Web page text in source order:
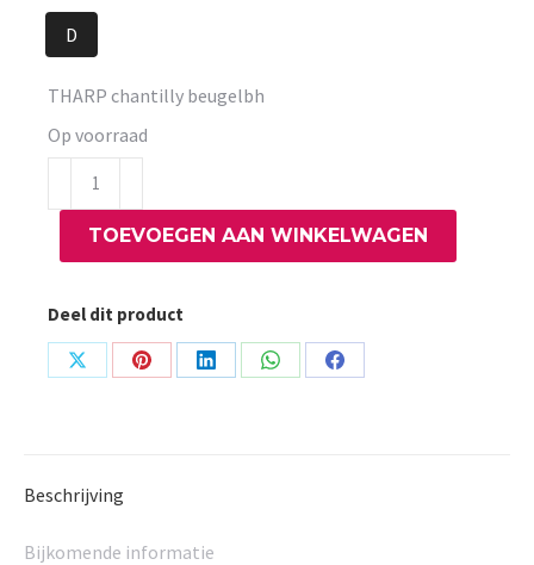
D
THARP chantilly beugelbh
Op voorraad
THARP
chantilly
beugelbhTOEVOEGEN AAN WINKELWAGEN
Deel dit product
Share
Share
Share
Share
Share
Beschrijving
Bijkomende informatie